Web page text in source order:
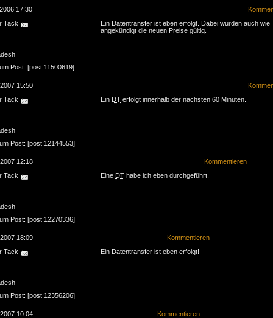
17:30
Tack
Post: [post:11500619]
Ein Datentransfer ist eben erfolgt. Dabei wurden auch wie
angekündigt die neuen Preise gültig.
15:50
Tack
Post: [post:12144553]
Ein DT erfolgt innerhalb der nächsten 60 Minuten.
12:18
Kommentieren
Tack
Post: [post:12270336]
Eine DT habe ich eben durchgeführt.
18:09
Kommentieren
Tack
Post: [post:12356206]
Ein Datentransfer ist eben erfolgt!
10:04
Kommentieren